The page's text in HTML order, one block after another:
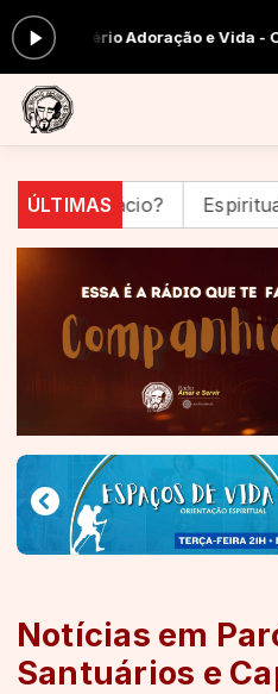
Adoração e Vida - O Céu
ÚLTIMAS
Inácio?
Notícias em
Santuários e